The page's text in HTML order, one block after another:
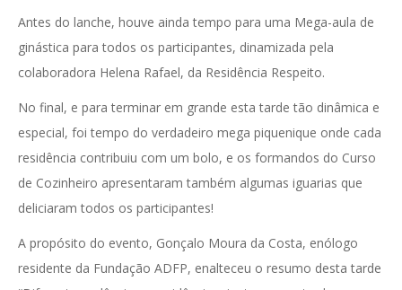
Antes do lanche, houve ainda tempo para uma Mega-aula de
ginástica para todos os participantes, dinamizada pela
colaboradora Helena Rafael, da Residência Respeito.
No final, e para terminar em grande esta tarde tão dinâmica e
especial, foi tempo do verdadeiro mega piquenique onde cada
residência contribuiu com um bolo, e os formandos do Curso
de Cozinheiro apresentaram também algumas iguarias que
deliciaram todos os participantes!
A propósito do evento, Gonçalo Moura da Costa, enólogo
residente da Fundação ADFP, enalteceu o resumo desta tarde